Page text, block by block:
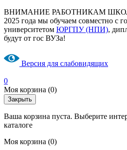
ВНИМАНИЕ РАБОТНИКАМ ШКОЛ
2025 года мы обучаем совместно с
университетом ЮРГПУ (НПИ),
будут от гос ВУЗа!
Версия для слабовидящих
0
Моя корзина (0)
Закрыть
Ваша корзина пуста. Выберите
каталоге
Моя корзина (0)